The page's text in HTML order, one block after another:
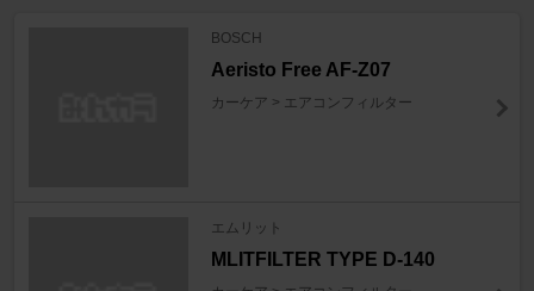
BOSCH
Aeristo Free AF-Z07
カーケア > エアコンフィルター
エムリット
MLITFILTER TYPE D-140